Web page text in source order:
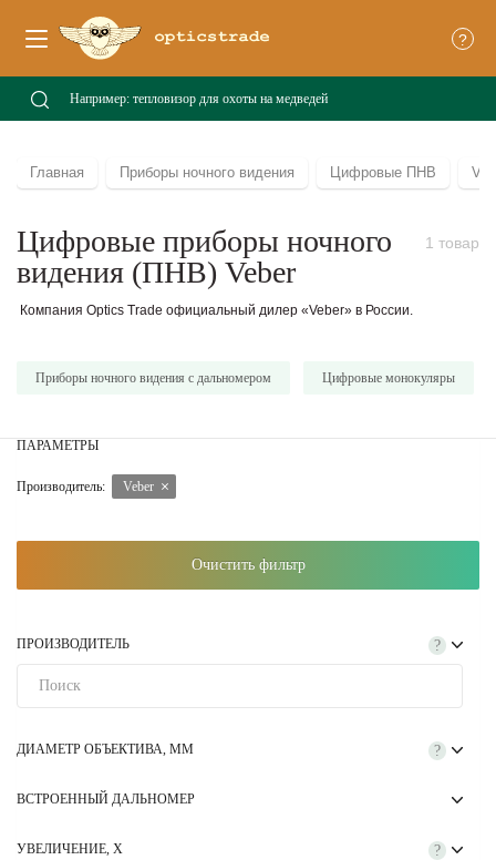
?
Главная Приборы ночного видения Цифровые ПНВ
Цифровые приборы ночного
видения (ПНВ) Veber
1 товар
Компания Optics Trade официальный дилер «Veber» в России.
Приборы ночного видения с дальномером Цифровые монокуляры
ПАРАМЕТРЫ
Производитель: Veber
Очистить фильтр
?
ПРОИЗВОДИТЕЛЬ
?
ДИАМЕТР ОБЪЕКТИВА, ММ
ВСТРОЕННЫЙ ДАЛЬНОМЕР
?
УВЕЛИЧЕНИЕ, Х